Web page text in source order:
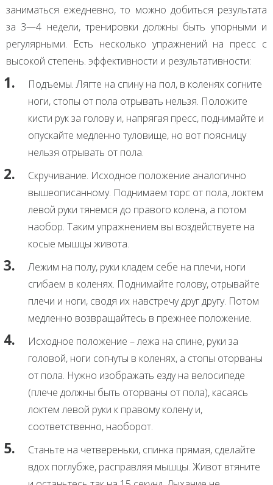
заниматься ежедневно, то можно добиться результата
за 3—4 недели, тренировки должны быть упорными и
регулярными. Есть несколько упражнений на пресс с
высокой степень. эффективности и результативности:
Подъемы. Лягте на спину на пол, в коленях согните
ноги, стопы от пола отрывать нельзя. Положите
кисти рук за голову и, напрягая пресс, поднимайте и
опускайте медленно туловище, но вот поясницу
нельзя отрывать от пола.
Скручивание. Исходное положение аналогично
вышеописанному. Поднимаем торс от пола, локтем
левой руки тянемся до правого колена, а потом
наобор. Таким упражнением вы воздействуете на
косые мышцы живота.
Лежим на полу, руки кладем себе на плечи, ноги
сгибаем в коленях. Поднимайте голову, отрывайте
плечи и ноги, сводя их навстречу друг другу. Потом
медленно возвращайтесь в прежнее положение.
Исходное положение – лежа на спине, руки за
головой, ноги согнуты в коленях, а стопы оторваны
от пола. Нужно изображать езду на велосипеде
(плече должны быть оторваны от пола), касаясь
локтем левой руки к правому колену и,
соответственно, наоборот.
Станьте на четвереньки, спинка прямая, сделайте
вдох поглубже, расправляя мышцы. Живот втяните